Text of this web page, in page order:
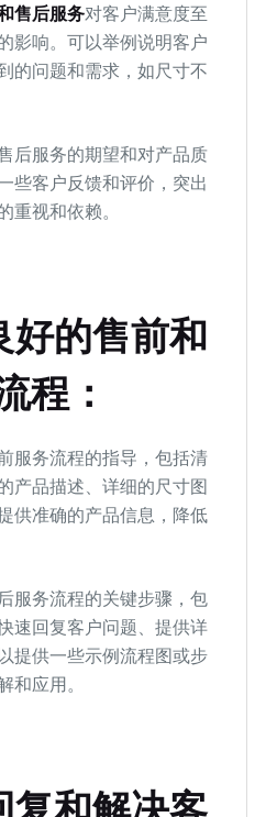
售后服务对客户满意度至
影响。可以举例说明客户
的问题和需求，如尺寸不
服务的期望和对产品质
些客户反馈和评价，突出
重视和依赖。
好的售前和
程：
务流程的指导，包括清
产品描述、详细的尺寸图
供准确的产品信息，降低
务流程的关键步骤，包
速回复客户问题、提供详
提供一些示例流程图或步
和应用。